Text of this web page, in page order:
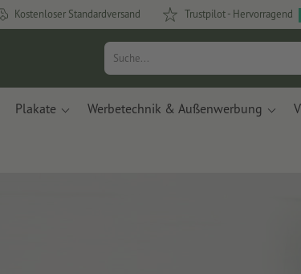
Kostenloser Standardversand Trustpilot - Hervorragend
Plakate Werbetechnik & Außenwerbung